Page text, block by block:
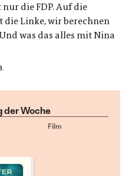
die FDP. Auf die
Linke, wir berechnen
was das alles mit Nina
der Woche
Film